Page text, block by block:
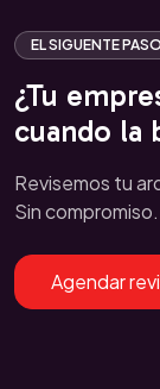
EL SIGUENTE PASO
¿Tu
cuando la
Revisemos tu
Sin compromiso.
Agendar